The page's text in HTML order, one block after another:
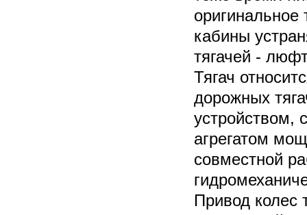
оригинальное
кабины
тягачей -
Тягач
дорожных
агрегатом
совместной
Привод колес